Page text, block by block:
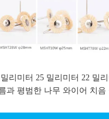
리미터 25 밀리미터 22 밀리
과 평범한 나무 와이어 치음